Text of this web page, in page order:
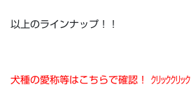
以上のラインナップ！！
犬種の愛称等はこちらで確認！ ｸﾘｯｸｸﾘｯｸ